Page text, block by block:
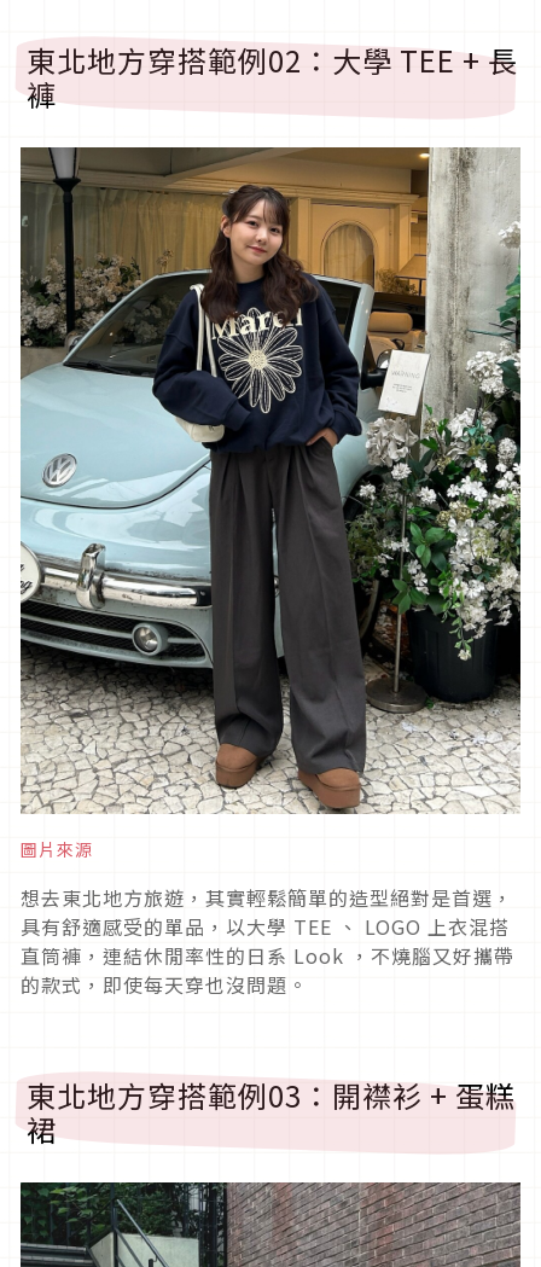
東北地方穿搭範例02 ：大學TEE +長
褲
圖片來源
想去東北地方旅遊，其實輕鬆簡單的造型絕對是首選，
具有舒適感受的單品，以大學 TEE 、 LOGO 上衣混搭
直筒褲，連結休閒率性的日系 Look ，不燒腦又好攜帶
的款式，即使每天穿也沒問題。
東北地方穿搭範例03 ：開襟衫+蛋糕
裙